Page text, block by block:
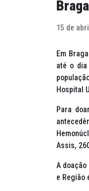
15 de
Em
até o dia
Hospital
Para
Assis,
A
e Região